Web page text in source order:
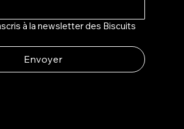
à la newsletter des Biscuits
Envoyer